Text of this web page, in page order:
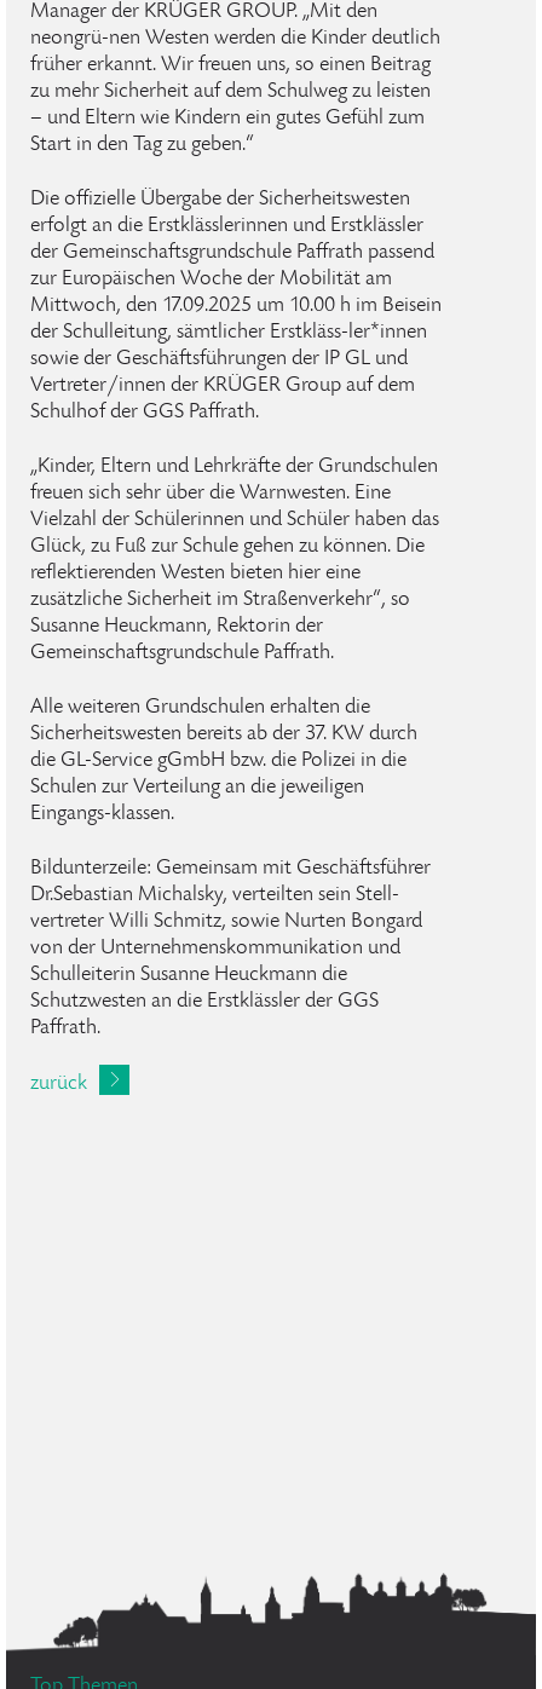
Manager der KRÜGER GROUP. „Mit den
neongrü-nen Westen werden die Kinder deutlich
früher erkannt. Wir freuen uns, so einen Beitrag
zu mehr Sicherheit auf dem Schulweg zu leisten
– und Eltern wie Kindern ein gutes Gefühl zum
Start in den Tag zu geben.“
Die offizielle Übergabe der Sicherheitswesten
erfolgt an die Erstklässlerinnen und Erstklässler
der Gemeinschaftsgrundschule Paffrath passend
zur Europäischen Woche der Mobilität am
Mittwoch, den 17.09.2025 um 10.00 h im Beisein
der Schulleitung, sämtlicher Erstkläss-ler*innen
sowie der Geschäftsführungen der IP GL und
Vertreter/innen der KRÜGER Group auf dem
Schulhof der GGS Paffrath.
„Kinder, Eltern und Lehrkräfte der Grundschulen
freuen sich sehr über die Warnwesten. Eine
Vielzahl der Schülerinnen und Schüler haben das
Glück, zu Fuß zur Schule gehen zu können. Die
reflektierenden Westen bieten hier eine
zusätzliche Sicherheit im Straßenverkehr“, so
Susanne Heuckmann, Rektorin der
Gemeinschaftsgrundschule Paffrath.
Alle weiteren Grundschulen erhalten die
Sicherheitswesten bereits ab der 37. KW durch
die GL-Service gGmbH bzw. die Polizei in die
Schulen zur Verteilung an die jeweiligen
Eingangs-klassen.
Bildunterzeile: Gemeinsam mit Geschäftsführer
Dr.Sebastian Michalsky, verteilten sein Stell-
vertreter Willi Schmitz, sowie Nurten Bongard
von der Unternehmenskommunikation und
Schulleiterin Susanne Heuckmann die
Schutzwesten an die Erstklässler der GGS
Paffrath.
zurück